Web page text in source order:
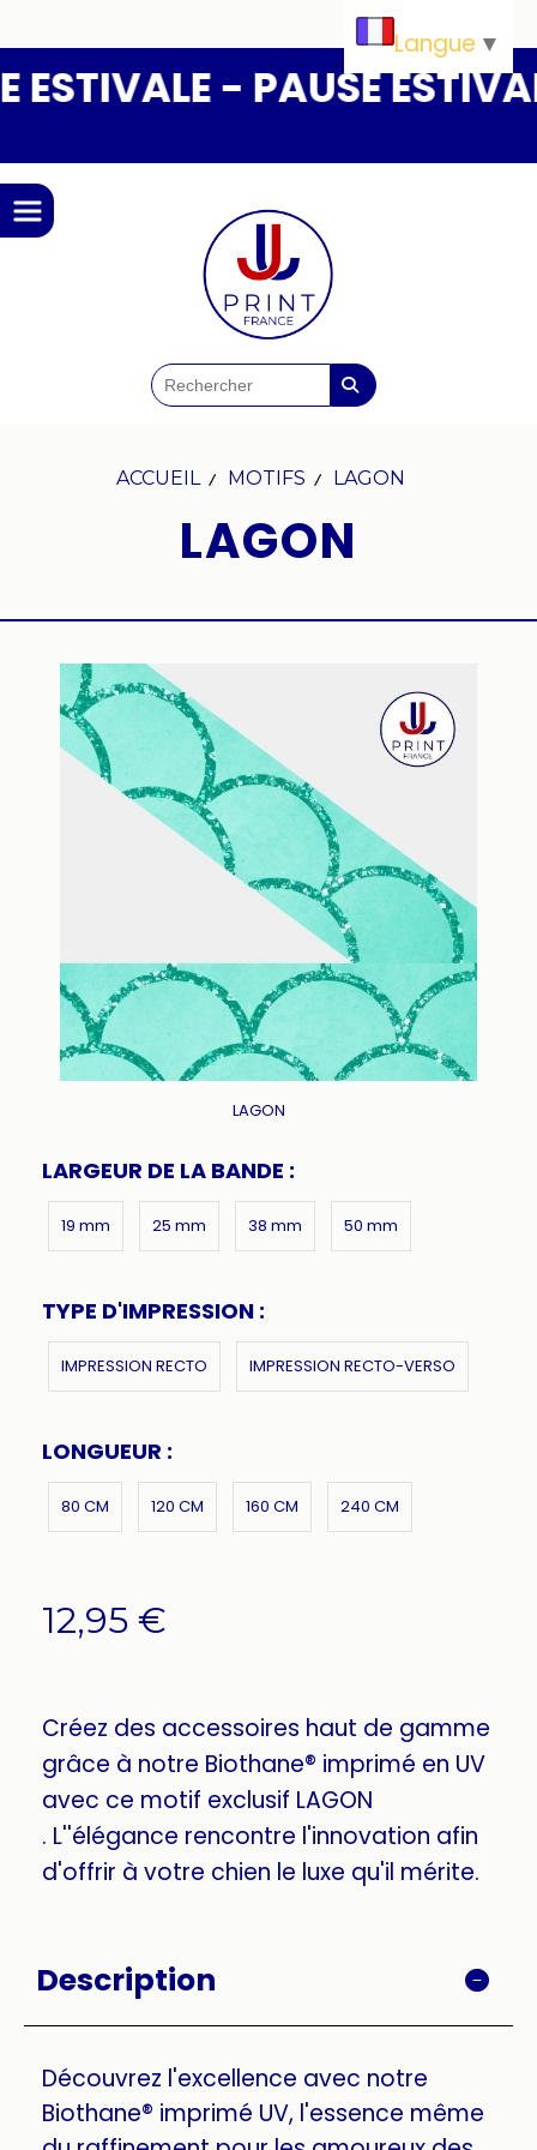
- PAUSE ESTIVALE
ACCUEIL MOTIFS LAGON
LAGON
LAGON
LARGEUR DE LA BANDE :
19 mm 25 mm 38 mm 50 mm
TYPE D'IMPRESSION :
IMPRESSION RECTO IMPRESSION RECTO-VERSO
LONGUEUR :
80 CM 120 CM 160 CM 240 CM
12,95 €
Créez des accessoires haut de gamme
grâce à notre Biothane® imprimé en UV
avec ce motif exclusif LAGON
. L''élégance rencontre l'innovation afin
d'offrir à votre chien le luxe qu'il mérite.
Description
Découvrez l'excellence avec notre
Biothane® imprimé UV, l'essence même
Langue ▼